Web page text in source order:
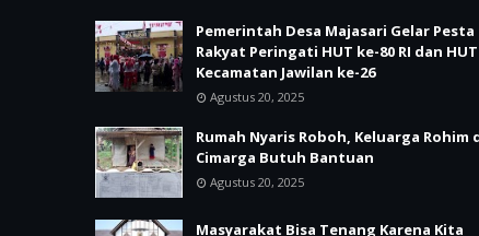
Pemerintah Desa Majasari Gelar Pesta
Rakyat Peringati HUT ke-80 RI dan HUT
Kecamatan Jawilan ke-26
Agustus 20, 2025
Rumah Nyaris Roboh, Keluarga Rohim
Cimarga Butuh Bantuan
Agustus 20, 2025
Masyarakat Bisa Tenang Karena Kita